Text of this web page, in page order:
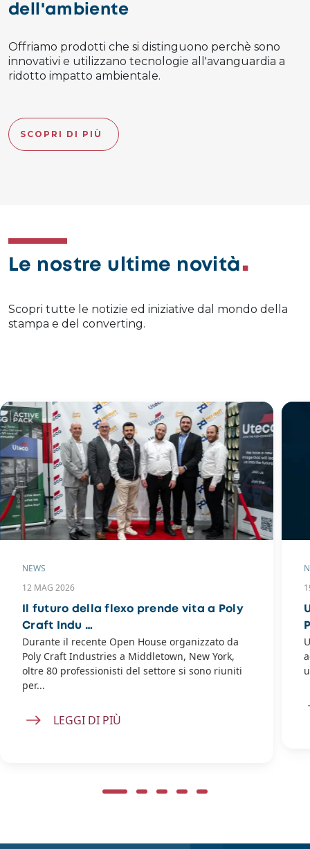
dell'ambiente
Offriamo prodotti che si distinguono perchè sono
innovativi e utilizzano tecnologie all'avanguardia a
ridotto impatto ambientale.
SCOPRI DI PIÙ
Le nostre ultime novità
Scopri tutte le notizie ed iniziative dal mondo della
stampa e del converting.
NEWS
12 MAG 2026
Il futuro della flexo prende vita a Poly
Craft Indu …
Durante il recente Open House organizzato da
Poly Craft Industries a Middletown, New York,
oltre 80 professionisti del settore si sono riuniti
per...
LEGGI DI PIÙ